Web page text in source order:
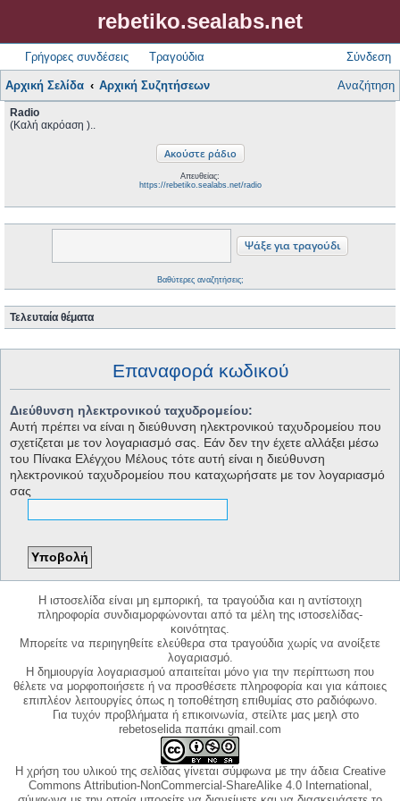
rebetiko.sealabs.net
Γρήγορες συνδέσεις Τραγούδια Σύνδεση
Αρχική Σελίδα Αρχική Συζητήσεων Αναζήτηση
Radio
(Καλή ακρόαση )..
Απευθείας:
https://rebetiko.sealabs.net/radio
Βαθύτερες αναζητήσεις;
Τελευταία θέματα
Επαναφορά κωδικού
Διεύθυνση ηλεκτρονικού ταχυδρομείου:
Αυτή πρέπει να είναι η διεύθυνση ηλεκτρονικού ταχυδρομείου που
σχετίζεται με τον λογαριασμό σας. Εάν δεν την έχετε αλλάξει μέσω
του Πίνακα Ελέγχου Μέλους τότε αυτή είναι η διεύθυνση
ηλεκτρονικού ταχυδρομείου που καταχωρήσατε με τον λογαριασμό
σας
Η ιστοσελίδα είναι μη εμπορική, τα τραγούδια και η αντίστοιχη
πληροφορία συνδιαμορφώνονται από τα μέλη της ιστοσελίδας-
κοινότητας.
Μπορείτε να περιηγηθείτε ελεύθερα στα τραγούδια χωρίς να ανοίξετε
λογαριασμό.
Η δημιουργία λογαριασμού απαιτείται μόνο για την περίπτωση που
θέλετε να μορφοποιήσετε ή να προσθέσετε πληροφορία και για κάποιες
επιπλέον λειτουργίες όπως η τοποθέτηση επιθυμίας στο ραδιόφωνο.
Για τυχόν προβλήματα ή επικοινωνία, στείλτε μας μεηλ στο
rebetoselida παπάκι gmail.com
Η χρήση του υλικού της σελίδας γίνεται σύμφωνα με την άδεια Creative
Commons Attribution-NonCommercial-ShareAlike 4.0 International,